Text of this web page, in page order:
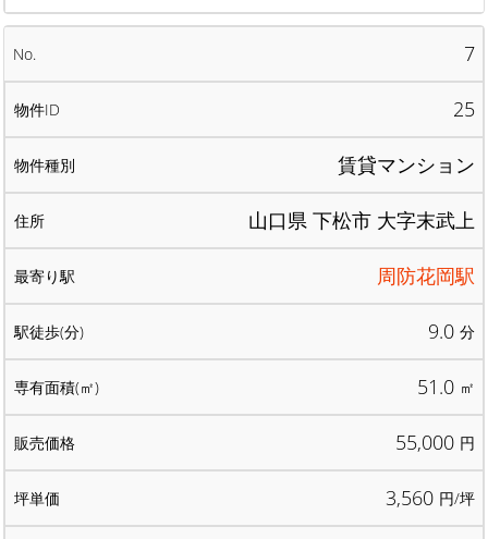
7
25
賃貸マンション
山口県 下松市 大字末武上
周防花岡駅
9.0 分
51.0 ㎡
55,000 円
3,560 円/坪